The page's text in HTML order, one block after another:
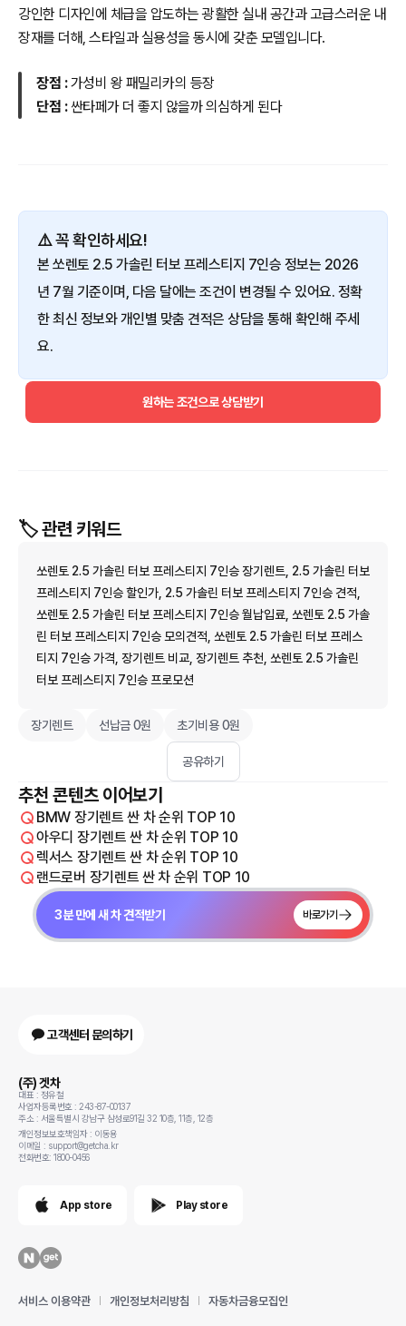
강인한 디자인에 체급을 압도하는 광활한 실내 공간과 고급스러운 내
장재를 더해, 스타일과 실용성을 동시에 갖춘 모델입니다.
장점 :가성비 왕 패밀리카의 등장
단점 :싼타페가 더 좋지 않을까 의심하게 된다
⚠️ 꼭 확인하세요!
본 쏘렌토 2.5 가솔린 터보 프레스티지 7인승 정보는 2026
년 7월 기준이며, 다음 달에는 조건이 변경될 수 있어요. 정확
한 최신 정보와 개인별 맞춤 견적은 상담을 통해 확인해 주세
요.
원하는 조건으로 상담받기
🏷️ 관련 키워드
쏘렌토 2.5 가솔린 터보 프레스티지 7인승 장기렌트, 2.5 가솔린 터보
프레스티지 7인승 할인가, 2.5 가솔린 터보 프레스티지 7인승 견적,
쏘렌토 2.5 가솔린 터보 프레스티지 7인승 월납입료, 쏘렌토 2.5 가솔
린 터보 프레스티지 7인승 모의견적, 쏘렌토 2.5 가솔린 터보 프레스
티지 7인승 가격, 장기렌트 비교, 장기렌트 추천, 쏘렌토 2.5 가솔린
터보 프레스티지 7인승 프로모션
장기렌트 선납금 0원 초기비용 0원
공유하기
추천 콘텐츠 이어보기
BMW 장기렌트 싼 차 순위 TOP 10
아우디 장기렌트 싼 차 순위 TOP 10
렉서스 장기렌트 싼 차 순위 TOP 10
랜드로버 장기렌트 싼 차 순위 TOP 10
3분 만에 새 차 견적받기 바로가기
고객센터 문의하기
(주) 겟차
대표 : 정유철
사업자등록번호 : 243-87-00137
주소 : 서울특별시 강남구 삼성로91길 32 10층, 11층, 12층
개인정보보호책임자 : 이동용
이메일 : support@getcha.kr
전화번호: 1800-0456
App store Play store
서비스 이용약관 개인정보처리방침 자동차금융모집인